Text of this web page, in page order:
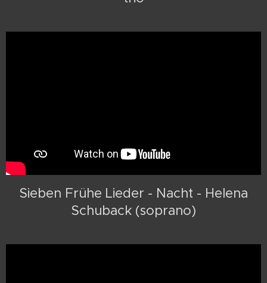
Sieben Frühe Lieder - Nacht - Helena
Schuback (soprano)